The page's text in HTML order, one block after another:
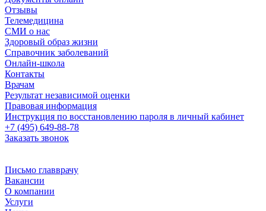
Отзывы
Телемедицина
СМИ о нас
Здоровый образ жизни
Справочник заболеваний
Онлайн-школа
Контакты
Врачам
Результат независимой оценки
Правовая информация
Инструкция по восстановлению пароля в личный кабинет
+7 (495) 649-88-78
Заказать звонок
Письмо главврачу
Вакансии
О компании
Услуги